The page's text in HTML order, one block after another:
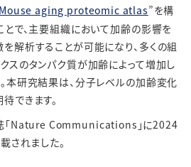
Mouse aging proteomic atlas”を構
とで、主要組織において加齢の影響を
解析することが可能になり、多くの組
スのタンパク質が加齢によって増加し
本研究結果は、分子レベルの加齢変化
できます。
「Nature Communications」に2024
されました。